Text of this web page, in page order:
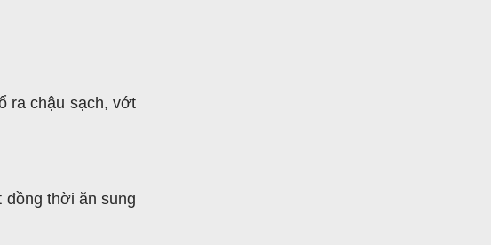
ra chậu sạch, vớt
đồng thời ăn sung